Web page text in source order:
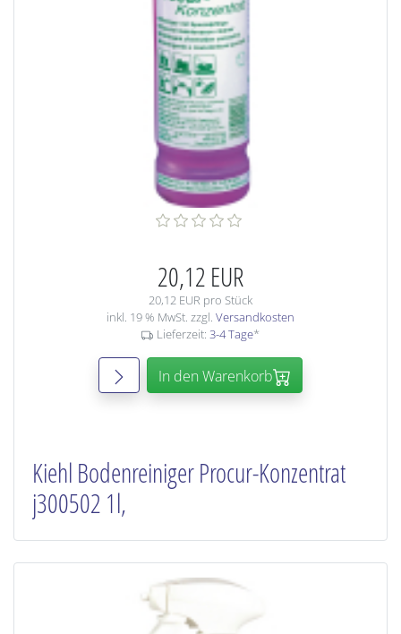
20,12 EUR
20,12 EUR pro Stück
inkl. 19 % MwSt. zzgl. Versandkosten
Lieferzeit: 3-4 Tage*
In den Warenkorb
Kiehl Bodenreiniger Procur-Konzentrat
j300502 1l,